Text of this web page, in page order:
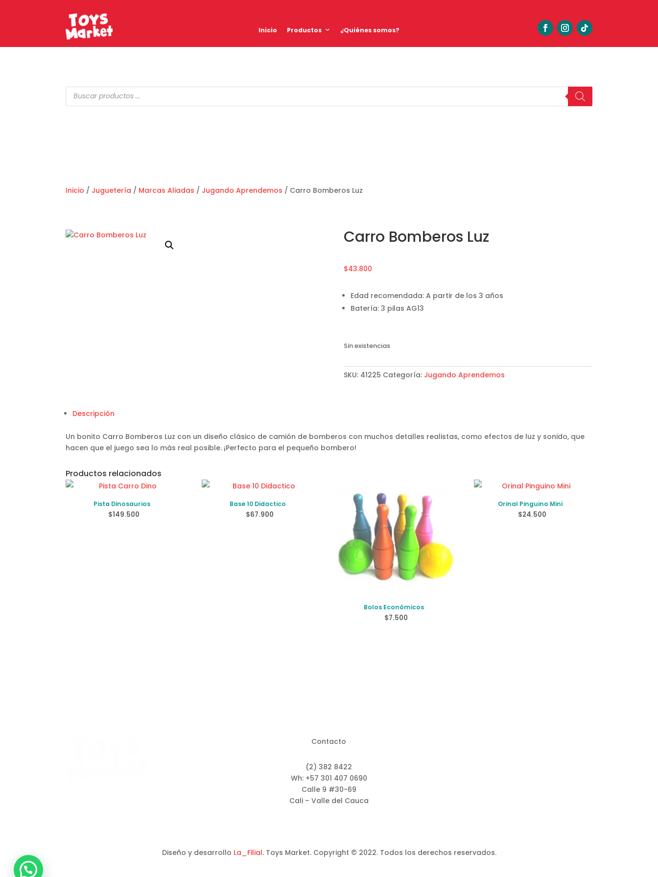
Inicio Productos ¿Quiénes somos?
Búsqueda
de
productos
Inicio / Juguetería / Marcas Aliadas / Jugando Aprendemos / Carro Bomberos Luz
Carro Bomberos Luz
$43.800
Edad recomendada: A partir de los 3 años
Batería: 3 pilas AG13
Sin existencias
SKU: 41225 Categoría: Jugando Aprendemos
Descripción
Un bonito Carro Bomberos Luz con un diseño clásico de camión de bomberos con muchos detalles realistas, como efectos de luz y sonido, que
hacen que el juego sea lo más real posible. ¡Perfecto para el pequeño bombero!
Productos relacionados
Pista Dinosaurios
$149.500
Base 10 Didactico
$67.900
Bolos Económicos
$7.500
Orinal Pinguino Mini
$24.500
Contacto
(2) 382 8422
Wh: +57 301 407 0690
Calle 9 #30-69
Cali – Valle del Cauca
Diseño y desarrollo La_Filial. Toys Market. Copyright © 2022. Todos los derechos reservados.